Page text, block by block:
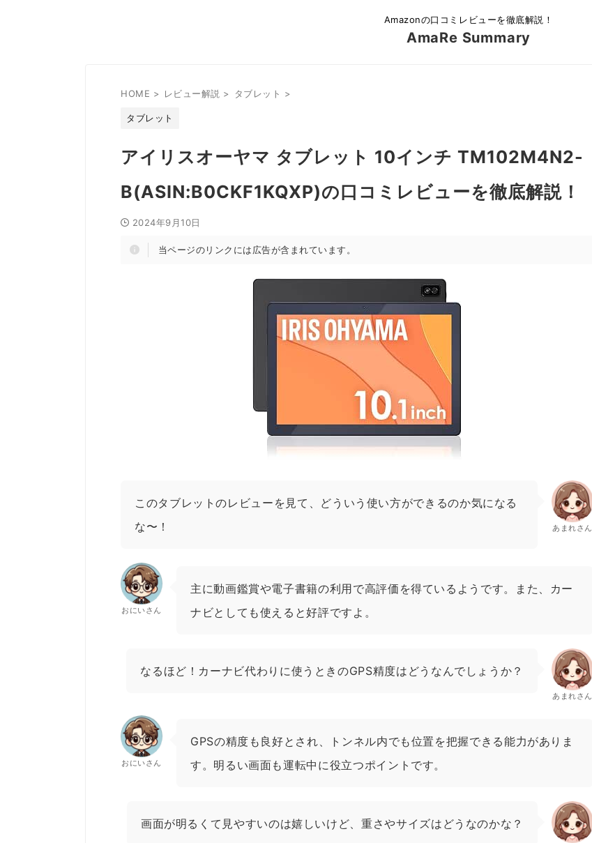
Amazonの口コミレビューを徹底解説！
AmaRe Summary
HOME > レビュー解説 > タブレット >
タブレット
アイリスオーヤマ タブレット 10インチ TM102M4N2-
B(ASIN:B0CKF1KQXP)の口コミレビューを徹底解説！
2024年9月10日
当ページのリンクには広告が含まれています。
このタブレットのレビューを見て、どういう使い方ができるのか気になる
な〜！
あまれさん
おにいさん
主に動画鑑賞や電子書籍の利用で高評価を得ているようです。また、カー
ナビとしても使えると好評ですよ。
なるほど！カーナビ代わりに使うときのGPS精度はどうなんでしょうか？
あまれさん
おにいさん
GPSの精度も良好とされ、トンネル内でも位置を把握できる能力がありま
す。明るい画面も運転中に役立つポイントです。
画面が明るくて見やすいのは嬉しいけど、重さやサイズはどうなのかな？